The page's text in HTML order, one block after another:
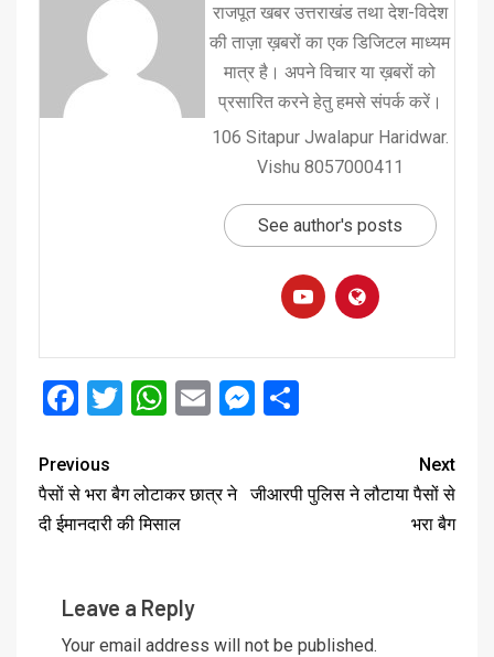
राजपूत खबर उत्तराखंड तथा देश-विदेश
की ताज़ा ख़बरों का एक डिजिटल माध्यम
मात्र है। अपने विचार या ख़बरों को
प्रसारित करने हेतु हमसे संपर्क करें।
106 Sitapur Jwalapur Haridwar.
Vishu 8057000411
See author's posts
Facebook
Twitter
WhatsApp
EmailMessenger
Previous
पैसों से भरा बैग लोटाकर छात्र ने
दी ईमानदारी की मिसाल
Next
जीआरपी पुलिस ने लौटाया पैसों से
भरा बैग
Leave a Reply
Your email address will not be published.